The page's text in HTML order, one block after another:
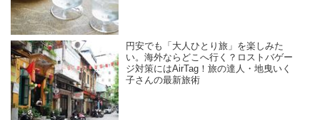
円安でも「大人ひとり旅」を楽しみた
い。海外ならどこへ行く？ロストバゲー
ジ対策にはAirTag！旅の達人・地曳いく
子さんの最新旅術